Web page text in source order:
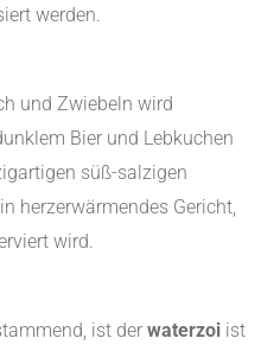
werden.
und Zwiebeln wird
Bier und Lebkuchen
süß-salzigen
herzerwärmendes Gericht,
wird.
ist der waterzoi ist